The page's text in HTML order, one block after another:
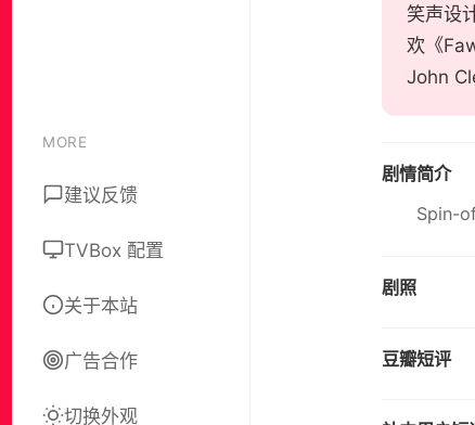
MORE
建议反馈
TVBox 配置
关于本站
广告合作
切换外观
笑声设
欢《
John
剧情简介
Spin-
剧照
豆瓣短评